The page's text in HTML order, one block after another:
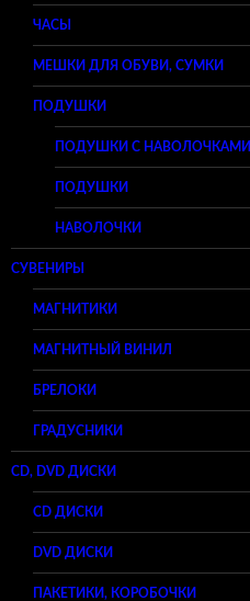
ЧАСЫ
МЕШКИ ДЛЯ ОБУВИ, СУМКИ
ПОДУШКИ
ПОДУШКИ С НАВОЛОЧКАМИ
ПОДУШКИ
НАВОЛОЧКИ
СУВЕНИРЫ
МАГНИТИКИ
МАГНИТНЫЙ ВИНИЛ
БРЕЛОКИ
ГРАДУСНИКИ
CD, DVD ДИСКИ
CD ДИСКИ
DVD ДИСКИ
ПАКЕТИКИ, КОРОБОЧКИ